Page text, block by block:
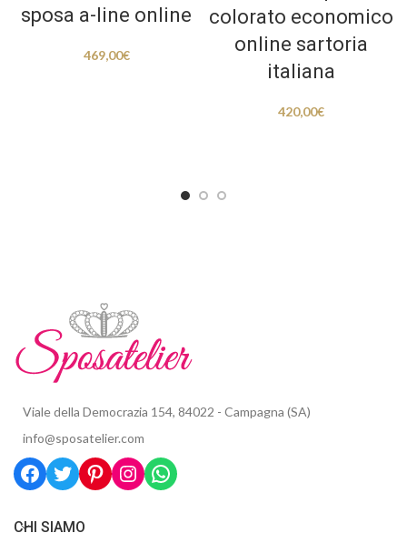
sposa a-line online
469,00€
colorato economico
online sartoria
italiana
420,00€
Viale della Democrazia 154, 84022 - Campagna (SA)
info@sposatelier.com
CHI SIAMO